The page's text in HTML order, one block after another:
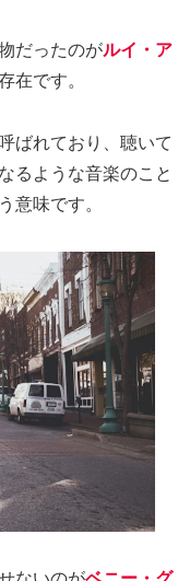
だったのがルイ・ア
在です。
ばれており、聴いて
るような音楽のこと
意味です。